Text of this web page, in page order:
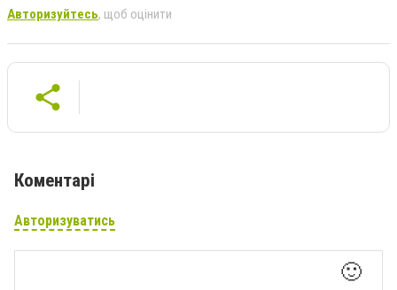
Авторизуйтесь, щоб оцінити
Коментарі
Авторизуватись
🙂